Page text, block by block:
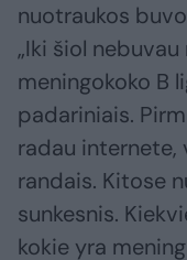
nuotraukos
„Iki šiol
meningokoko B
padariniais.
radau internete,
randais. Kitose
sunkesnis.
kokie yra